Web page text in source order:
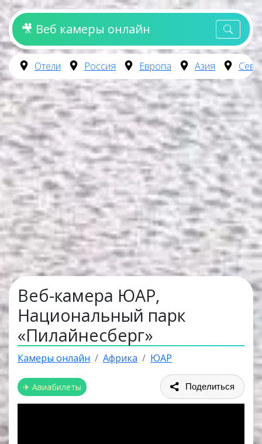
🎥 Веб камеры онлайн
Отели Россия Европа Азия
Веб-камера ЮАР,
Национальный парк
«Пилайнесберг»
Камеры онлайн Африка ЮАР
✈ Авиабилеты Поделиться